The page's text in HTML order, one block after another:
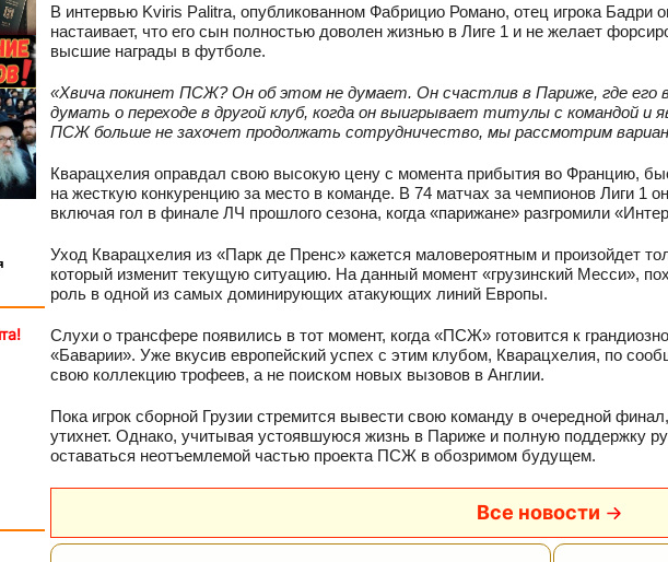
В интервью Kviris Palitra, опубликованном Фабрицио Романо, отец игрока Бадри
настаивает, что его сын полностью доволен жизнью в Лиге 1 и не желает
высшие награды в футболе.
«Хвича покинет ПСЖ? Он об этом не думает. Он счастлив в Париже, где его
думать о переходе в другой клуб, когда он выигрывает титулы с командой и
ПСЖ больше не захочет продолжать сотрудничество, мы рассмотрим
Кварацхелия оправдал свою высокую цену с момента прибытия во Францию,
на жесткую конкуренцию за место в команде. В 74 матчах за чемпионов Лиги 1
включая гол в финале ЛЧ прошлого сезона, когда «парижане» разгромили
Уход Кварацхелия из «Парк де Пренс» кажется маловероятным и произойдет
который изменит текущую ситуацию. На данный момент «грузинский Месси»,
роль в одной из самых доминирующих атакующих линий Европы.
Слухи о трансфере появились в тот момент, когда «ПСЖ» готовится к
«Баварии». Уже вкусив европейский успех с этим клубом, Кварацхелия, по
свою коллекцию трофеев, а не поиском новых вызовов в Англии.
Пока игрок сборной Грузии стремится вывести свою команду в очередной
утихнет. Однако, учитывая устоявшуюся жизнь в Париже и полную поддержку
оставаться неотъемлемой частью проекта ПСЖ в обозримом будущем.
Все новости